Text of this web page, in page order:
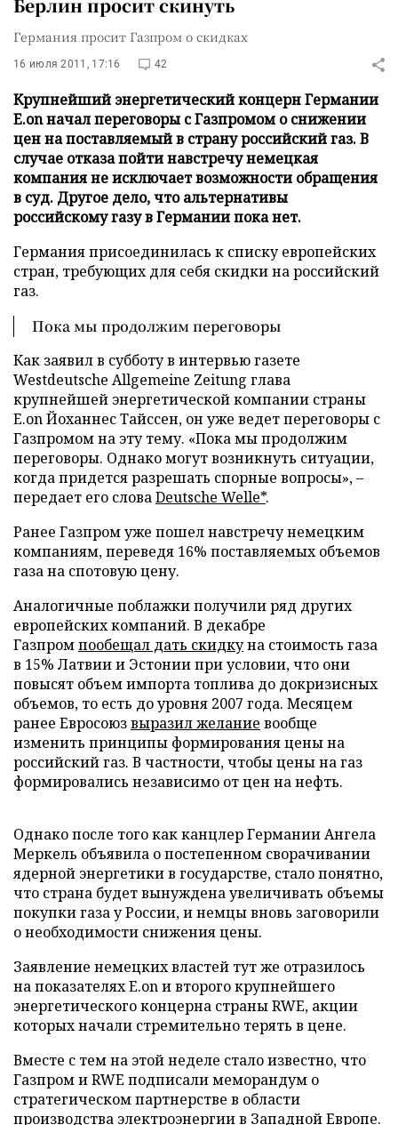
Берлин просит скинуть
Германия просит Газпром о скидках
16 июля 2011, 17:16 42
Крупнейший энергетический концерн Германии
E.on начал переговоры с Газпромом о снижении
цен на поставляемый в страну российский газ. В
случае отказа пойти навстречу немецкая
компания не исключает возможности обращения
в суд. Другое дело, что альтернативы
российскому газу в Германии пока нет.
Германия присоединилась к списку европейских
стран, требующих для себя скидки на российский
газ.
Пока мы продолжим переговоры
Как заявил в субботу в интервью газете
Westdeutsche Allgemeine Zeitung глава
крупнейшей энергетической компании страны
E.on Йоханнес Тайссен, он уже ведет переговоры с
Газпромом на эту тему. «Пока мы продолжим
переговоры. Однако могут возникнуть ситуации,
когда придется разрешать спорные вопросы», –
передает его словаDeutsche Welle*.
Ранее Газпром уже пошел навстречу немецким
компаниям, переведя 16% поставляемых объемов
газа на спотовую цену.
Аналогичные поблажки получили ряд других
европейских компаний. В декабре
Газпромпообещал дать скидкуна стоимость газа
в 15% Латвии и Эстонии при условии, что они
повысят объем импорта топлива до докризисных
объемов, то есть до уровня 2007 года. Месяцем
ранее Евросоюзвыразил желание вообще
изменить принципы формирования цены на
российский газ. В частности, чтобы цены на газ
формировались независимо от цен на нефть.
Однако после того как канцлер Германии Ангела
Меркель объявила о постепенном сворачивании
ядерной энергетики в государстве, стало понятно,
что страна будет вынуждена увеличивать объемы
покупки газа у России, и немцы вновь заговорили
о необходимости снижения цены.
Заявление немецких властей тут же отразилось
на показателях E.on и второго крупнейшего
энергетического концерна страны RWE, акции
которых начали стремительно терять в цене.
Вместе с тем на этой неделе стало известно, что
Газпром и RWE подписали меморандум о
стратегическом партнерстве в области
производства электроэнергии в Западной Европе.